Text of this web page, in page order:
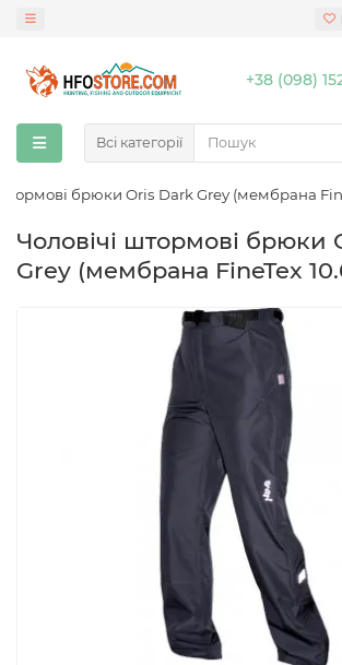
+38 (098)
Всі категорії
брюки Oris Dark Grey (мембрана
Чоловічі штормові брюки
Grey (мембрана FineTex